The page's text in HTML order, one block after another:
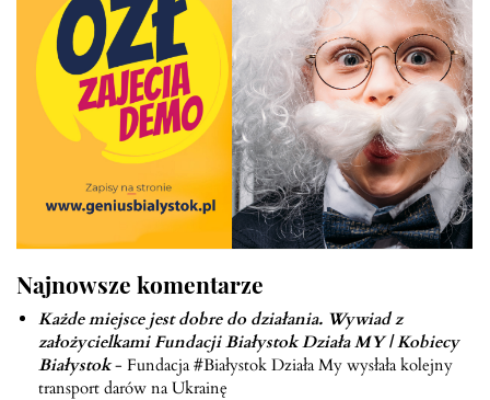
Najnowsze komentarze
Każde miejsce jest dobre do działania. Wywiad z
założycielkami Fundacji Białystok Działa MY | Kobiecy
Białystok- Fundacja #Białystok Działa My wysłała kolejny
transport darów na Ukrainę